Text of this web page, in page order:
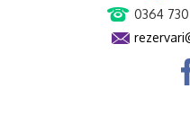
0364 730